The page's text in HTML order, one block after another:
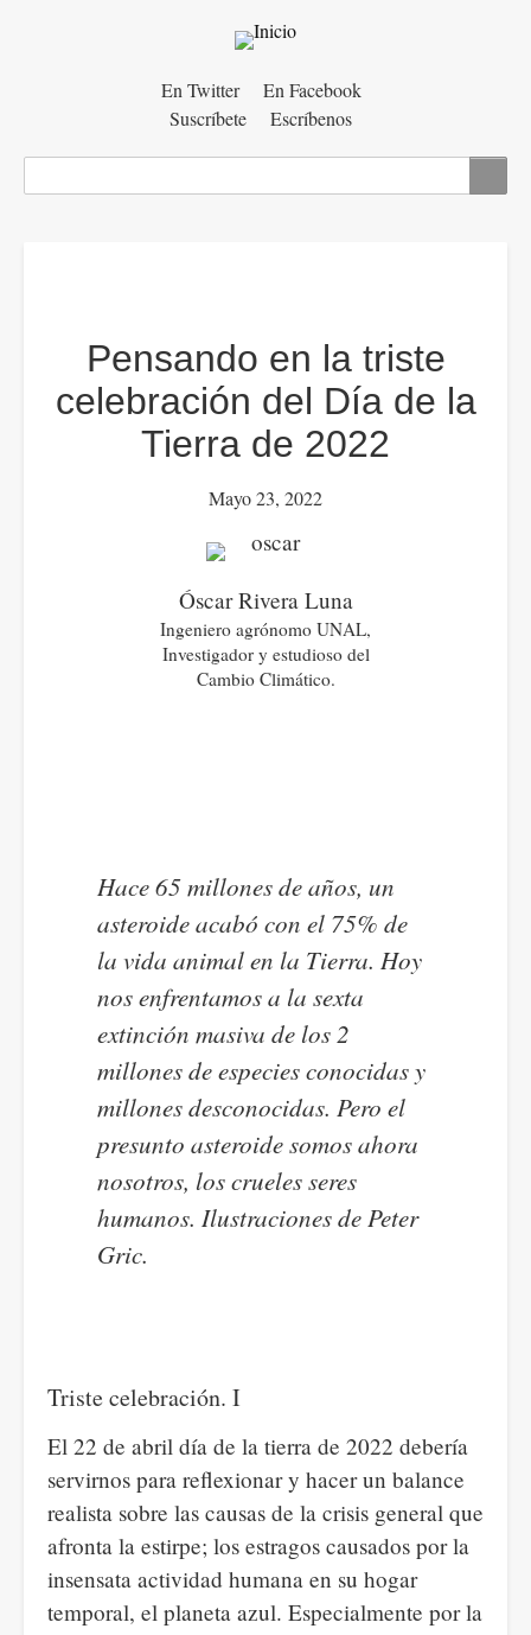
En Twitter
En Facebook
Suscríbete
Escríbenos
Pensando en la triste
celebración del Día de la
Tierra de 2022
Mayo 23, 2022
Óscar Rivera Luna
Ingeniero agrónomo UNAL,
Investigador y estudioso del
Cambio Climático.
Hace 65 millones de años, un
asteroide acabó con el 75% de
la vida animal en la Tierra. Hoy
nos enfrentamos a la sexta
extinción masiva de los 2
millones de especies conocidas y
millones desconocidas. Pero el
presunto asteroide somos ahora
nosotros, los crueles seres
humanos. Ilustraciones de Peter
Gric.
Triste celebración. I
El 22 de abril día de la tierra de 2022 debería
servirnos para reflexionar y hacer un balance
realista sobre las causas de la crisis general que
afronta la estirpe; los estragos causados por la
insensata actividad humana en su hogar
temporal, el planeta azul. Especialmente por la